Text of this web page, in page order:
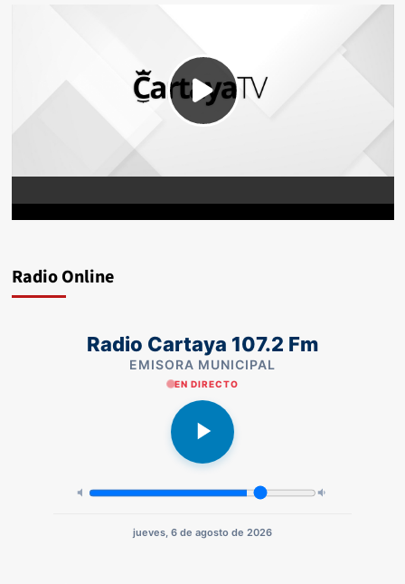
Radio Online
Radio Cartaya 107.2 Fm
EMISORA MUNICIPAL
EN DIRECTO
jueves, 6 de agosto de 2026